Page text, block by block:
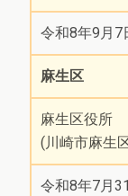
令和8年9月7
麻生区
麻生区役所
(川崎市麻生
令和8年7月